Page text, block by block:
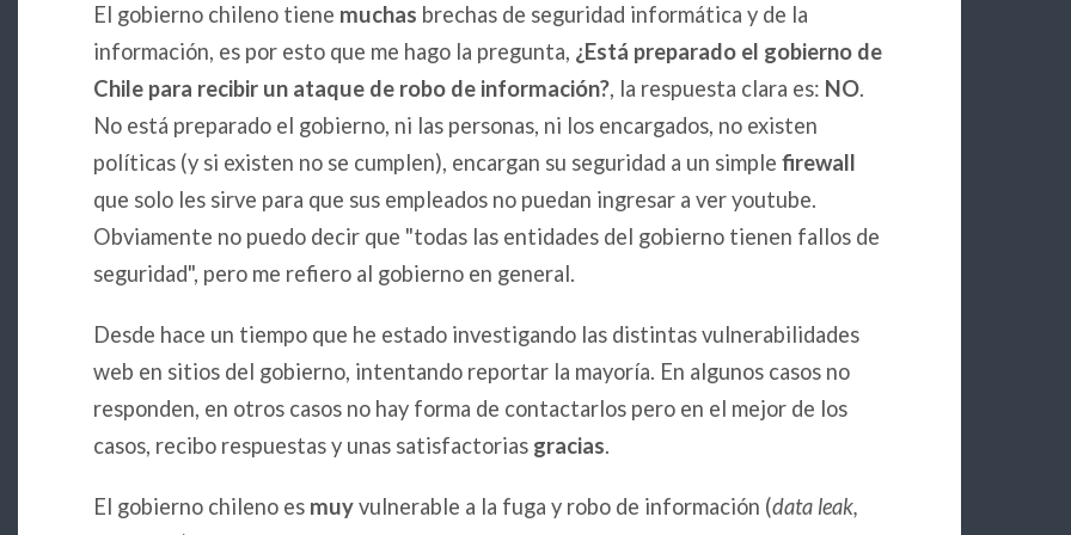
El gobierno chileno tiene muchas brechas de seguridad informática y de la
información, es por esto que me hago la pregunta, ¿Está preparado el gobierno de
Chile para recibir un ataque de robo de información?, la respuesta clara es: NO.
No está preparado el gobierno, ni las personas, ni los encargados, no existen
políticas (y si existen no se cumplen), encargan su seguridad a un simplefirewall
que solo les sirve para que sus empleados no puedan ingresar a ver youtube.
Obviamente no puedo decir que "todas las entidades del gobierno tienen fallos de
seguridad", pero me refiero al gobierno en general.
Desde hace un tiempo que he estado investigando las distintas vulnerabilidades
web en sitios del gobierno, intentando reportar la mayoría. En algunos casos no
responden, en otros casos no hay forma de contactarlos pero en el mejor de los
casos, recibo respuestas y unas satisfactorias gracias.
El gobierno chileno es muyvulnerable a la fuga y robo de información (data leak,